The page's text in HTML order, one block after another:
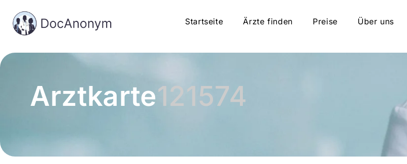
Startseite Ärzte finden Preise Über uns
Arztkarte121574